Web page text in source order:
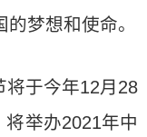
梦想和使命。
将于今年12月28
将举办2021年中